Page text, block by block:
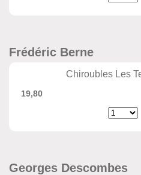
Frédéric Berne
Chiroubles Les
19,80
Georges Descombes